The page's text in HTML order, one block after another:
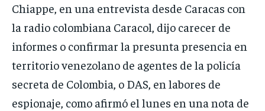
Chiappe, en una entrevista desde Caracas con
la radio colombiana Caracol, dijo carecer de
informes o confirmar la presunta presencia en
territorio venezolano de agentes de la policía
secreta de Colombia, o DAS, en labores de
espionaje, como afirmó el lunes en una nota de